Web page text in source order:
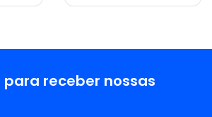
receber nossas